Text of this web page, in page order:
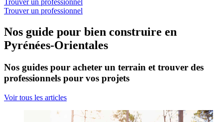
Trouver un professionnel
Trouver un professionnel
Nos guide pour bien construire en
Pyrénées-Orientales
Nos guides pour acheter un terrain et trouver des
professionnels pour vos projets
Voir tous les articles